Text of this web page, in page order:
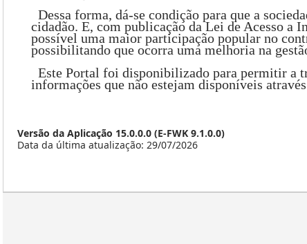
Dessa forma, dá-se condição para que a
cidadão. E, com publicação da Lei de Acesso a
possível uma maior participação popular no
possibilitando que ocorra uma melhoria na
Este Portal foi disponibilizado para permitir a
informações que não estejam disponíveis
Versão da Aplicação 15.0.0.0 (E-FWK 9.1.0.0)
Data da última atualização: 29/07/2026